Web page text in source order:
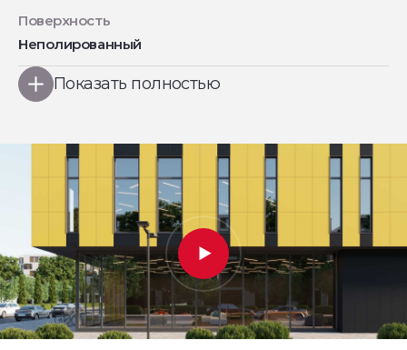
Поверхность
Неполированный
Показать полностью